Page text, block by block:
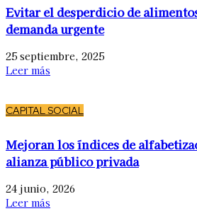
Evitar el desperdicio de
demanda urgente
25 septiembre, 2025
Leer más
CAPITAL SOCIAL
Mejoran los índices de
alianza público privada
24 junio, 2026
Leer más